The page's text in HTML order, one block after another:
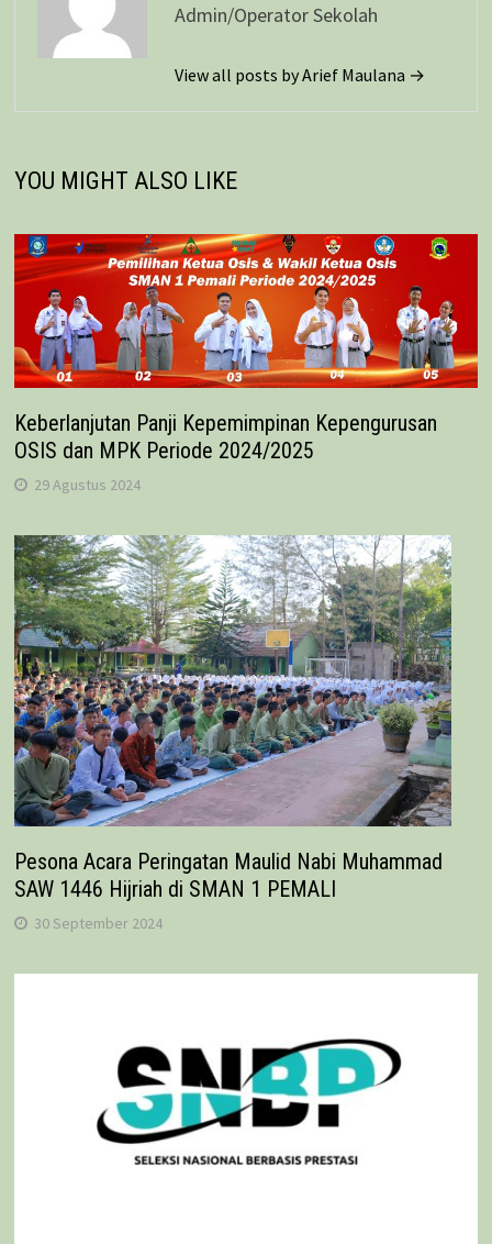
Admin/Operator Sekolah
View all posts by Arief Maulana →
YOU MIGHT ALSO LIKE
Keberlanjutan Panji Kepemimpinan Kepengurusan
OSIS dan MPK Periode 2024/2025
29 Agustus 2024
Pesona Acara Peringatan Maulid Nabi Muhammad
SAW 1446 Hijriah di SMAN 1 PEMALI
30 September 2024